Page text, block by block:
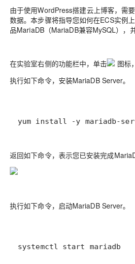
由于使用WordPress搭建云上博客，需
数据。本步骤将指导您如何在ECS实例
品MariaDB（MariaDB兼容MySQL），
在实验室右侧的功能栏中，单击
图标
执行如下命令，安装MariaDB Server。
yum install -y mariadb-
返回如下命令，表示您已安装完成
执行如下命令，启动MariaDB Server。
systemctl start mariadb